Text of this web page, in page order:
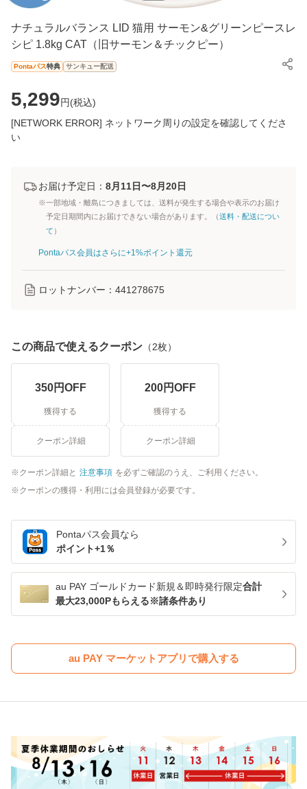
ナチュラルバランス LID 猫用 サーモン&グリーンピースレ
シピ 1.8kg CAT（旧サーモン＆チックピー）
Pontaパス特典 サンキュー配送
5,299円(税込)
[NETWORK ERROR] ネットワーク周りの設定を確認してくださ
い
お届け予定日： 8月11日〜8月20日
※一部地域・離島につきましては、送料が発生する場合や表示のお届け
予定日期間内にお届けできない場合があります。（送料・配送につい
て ）
Pontaパス会員はさらに+1%ポイント還元
ロットナンバー： 441278675
この商品で使えるクーポン （2枚）
350円OFF
獲得する
クーポン詳細
200円OFF
獲得する
クーポン詳細
クーポン詳細と 注意事項 を必ずご確認のうえ、ご利用ください。
クーポンの獲得・利用には会員登録が必要です。
Pontaパス会員なら
ポイント+1％
au PAY ゴールドカード新規＆即時発行限定合計
最大23,000Pもらえる※諸条件あり
au PAY マーケットアプリで購入する